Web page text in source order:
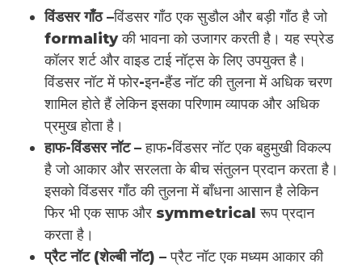
विंडसर गाँठ –विंडसर गाँठ एक सुडौल और बड़ी गाँठ है जो
formality की भावना को उजागर करती है। यह स्प्रेड
कॉलर शर्ट और वाइड टाई नॉट्स के लिए उपयुक्त है।
विंडसर नॉट में फोर-इन-हैंड नॉट की तुलना में अधिक चरण
शामिल होते हैं लेकिन इसका परिणाम व्यापक और अधिक
प्रमुख होता है।
हाफ-विंडसर नॉट –हाफ-विंडसर नॉट एक बहुमुखी विकल्प
है जो आकार और सरलता के बीच संतुलन प्रदान करता है।
इसको विंडसर गाँठ की तुलना में बाँधना आसान है लेकिन
फिर भी एक साफ और symmetrical रूप प्रदान
करता है।
प्रैट नॉट (शेल्बी नॉट) –प्रैट नॉट एक मध्यम आकार की